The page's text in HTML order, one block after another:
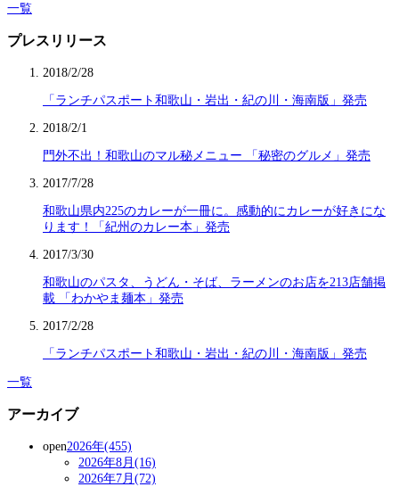
一覧
プレスリリース
2018/2/28
「ランチパスポート和歌山・岩出・紀の川・海南版」発売
2018/2/1
門外不出！和歌山のマル秘メニュー 「秘密のグルメ」発売
2017/7/28
和歌山県内225のカレーが一冊に。感動的にカレーが好きにな
ります！「紀州のカレー本」発売
2017/3/30
和歌山のパスタ、うどん・そば、ラーメンのお店を213店舗掲
載 「わかやま麺本」発売
2017/2/28
「ランチパスポート和歌山・岩出・紀の川・海南版」発売
一覧
アーカイブ
open2026年(455)
2026年8月(16)
2026年7月(72)